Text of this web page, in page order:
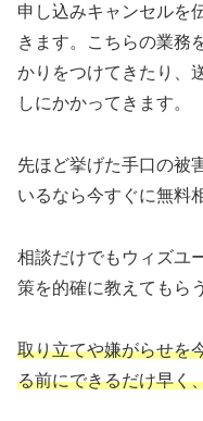
申し込みキャンセルを
きます。こちらの業務
かりをつけてきたり、
しにかかってきます。
先ほど挙げた手口の被
いるなら今すぐに無料
相談だけでもウィズユ
策を的確に教えてもら
取り立てや嫌がらせを
る前にできるだけ早く